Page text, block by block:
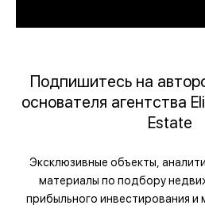
Подпишитесь на
основателя агентства
Estate
Эксклюзивные объекты,
материалы по подбору
прибыльного инвестирования и